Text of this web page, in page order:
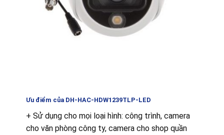
Ưu điểm của DH-HAC-HDW1239TLP-LED
+ Sử dụng cho mọi loại hình: công trình, camera
cho văn phòng công ty, camera cho shop quần